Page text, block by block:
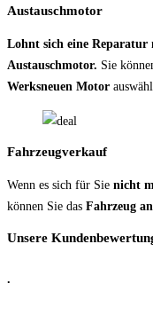
Austauschmotor
Lohnt sich eine Reparatur
Austauschmotor. Sie
Werksneuen Motor
Fahrzeugverkauf
Wenn es sich für Sie nicht
können Sie das Fahrzeug
Unsere
.